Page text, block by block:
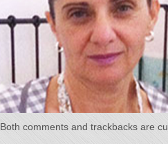
Both comments and trackbacks are